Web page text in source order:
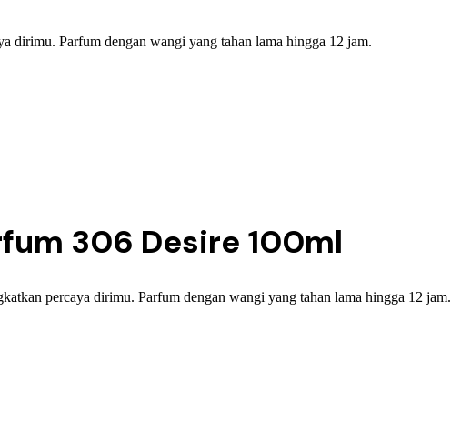
dirimu. Parfum dengan wangi yang tahan lama hingga 12 jam.
306 Desire 100ml
percaya dirimu. Parfum dengan wangi yang tahan lama hingga 12 jam.